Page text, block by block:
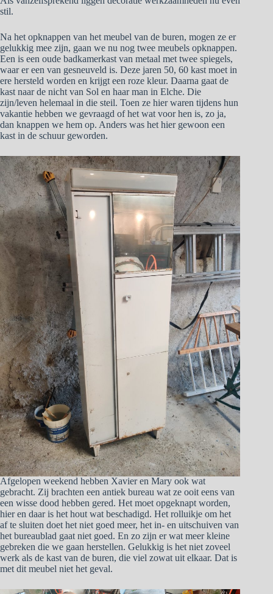
stil.
Na het opknappen van het meubel van de buren, mogen ze er
gelukkig mee zijn, gaan we nu nog twee meubels opknappen.
Een is een oude badkamerkast van metaal met twee spiegels,
waar er een van gesneuveld is. Deze jaren 50, 60 kast moet in
ere hersteld worden en krijgt een roze kleur. Daarna gaat de
kast naar de nicht van Sol en haar man in Elche. Die
zijn/leven helemaal in die steil. Toen ze hier waren tijdens hun
vakantie hebben we gevraagd of het wat voor hen is, zo ja,
dan knappen we hem op. Anders was het hier gewoon een
kast in de schuur geworden.
Afgelopen weekend hebben Xavier en Mary ook wat
gebracht. Zij brachten een antiek bureau wat ze ooit eens van
een wisse dood hebben gered. Het moet opgeknapt worden,
hier en daar is het hout wat beschadigd. Het rolluikje om het
af te sluiten doet het niet goed meer, het in- en uitschuiven van
het bureaublad gaat niet goed. En zo zijn er wat meer kleine
gebreken die we gaan herstellen. Gelukkig is het niet zoveel
werk als de kast van de buren, die viel zowat uit elkaar. Dat is
met dit meubel niet het geval.